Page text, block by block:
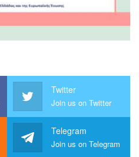
Twitter
Join us on Twitter
Telegram
Join us on Telegram